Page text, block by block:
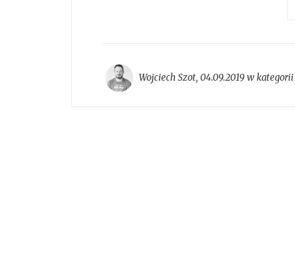
Wojciech Szot, 04.09.2019 w kategorii